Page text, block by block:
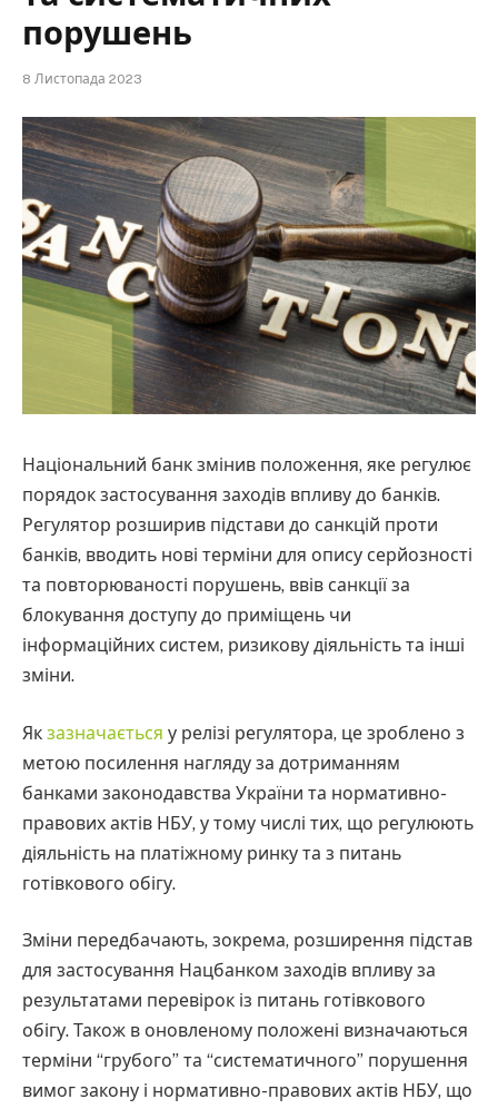
порушень
8 Листопада 2023
Національний банк змінив положення, яке регулює
порядок застосування заходів впливу до банків.
Регулятор розширив підстави до санкцій проти
банків, вводить нові терміни для опису серйозності
та повторюваності порушень, ввів санкції за
блокування доступу до приміщень чи
інформаційних систем, ризикову діяльність та інші
зміни.
Як зазначається у релізі регулятора, це зроблено з
метою посилення нагляду за дотриманням
банками законодавства України та нормативно-
правових актів НБУ, у тому числі тих, що регулюють
діяльність на платіжному ринку та з питань
готівкового обігу.
Зміни передбачають, зокрема, розширення підстав
для застосування Нацбанком заходів впливу за
результатами перевірок із питань готівкового
обігу. Також в оновленому положені визначаються
терміни “грубого” та “систематичного” порушення
вимог закону і нормативно-правових актів НБУ, що